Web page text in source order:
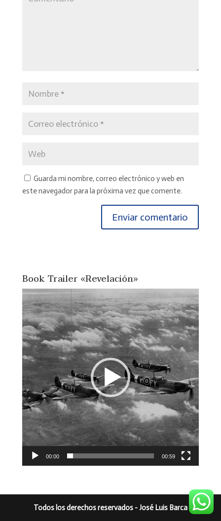
Guarda mi nombre, correo electrónico y web en
este navegador para la próxima vez que comente.
Book Trailer «Revelación»
Reproductor
de
vídeo
00:00 00:59
Todos los derechos reservados - José Luis Barca